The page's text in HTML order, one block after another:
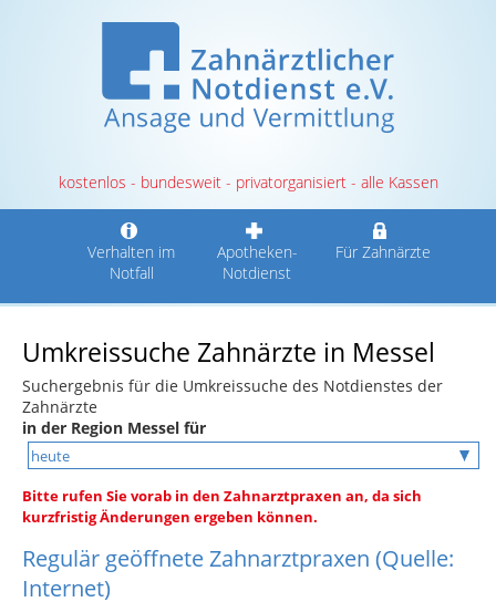
kostenlos - bundesweit - privatorganisiert - alle Kassen
Verhalten im
Notfall
Apotheken-
Notdienst
Für Zahnärzte
Umkreissuche Zahnärzte in Messel
Suchergebnis für die Umkreissuche des Notdienstes der
Zahnärzte
in der Region Messel für
Bitte rufen Sie vorab in den Zahnarztpraxen an, da sich
kurzfristig Änderungen ergeben können.
Regulär geöffnete Zahnarztpraxen (Quelle:
Internet)